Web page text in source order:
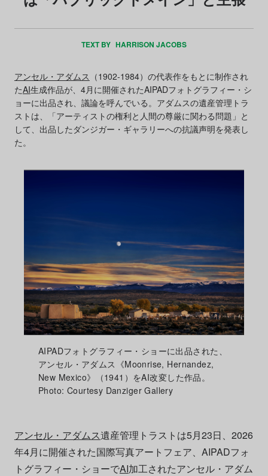
TEXT BY HARRISON JACOBS
アンセル・アダムス （1902-1984）の代表作をもとに制作され
たAI生成作品が、4月に開催されたAIPADフォトグラフィー・シ
ョーに出品され、議論を呼んでいる。アダムスの遺産管理トラ
ストは、「アーティストの権利と人間の尊厳に関わる問題」と
して、出品したダンジガー・ギャラリーへの抗議声明を発表し
た。
AIPADフォトグラフィー・ショーに出品された、
アンセル・アダムス《Moonrise, Hernandez,
New Mexico》（1941）をAI改変した作品。
Photo: Courtesy Danziger Gallery
アンセル・アダムス遺産管理トラストは5月23日、2026
年4月に開催された国際写真アートフェア、AIPADフォ
トグラフィー・ショーでAI加工されたアンセル・アダム